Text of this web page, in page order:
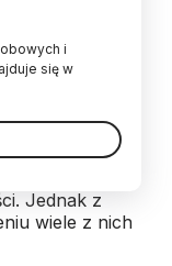
to
20 proc.
cykle,
małymi
kobiety mają
Jednak z
wiele z nich
i
się w